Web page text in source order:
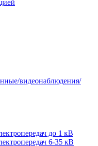
видеонаблюдения/
до 1 кВ
6-35 кВ